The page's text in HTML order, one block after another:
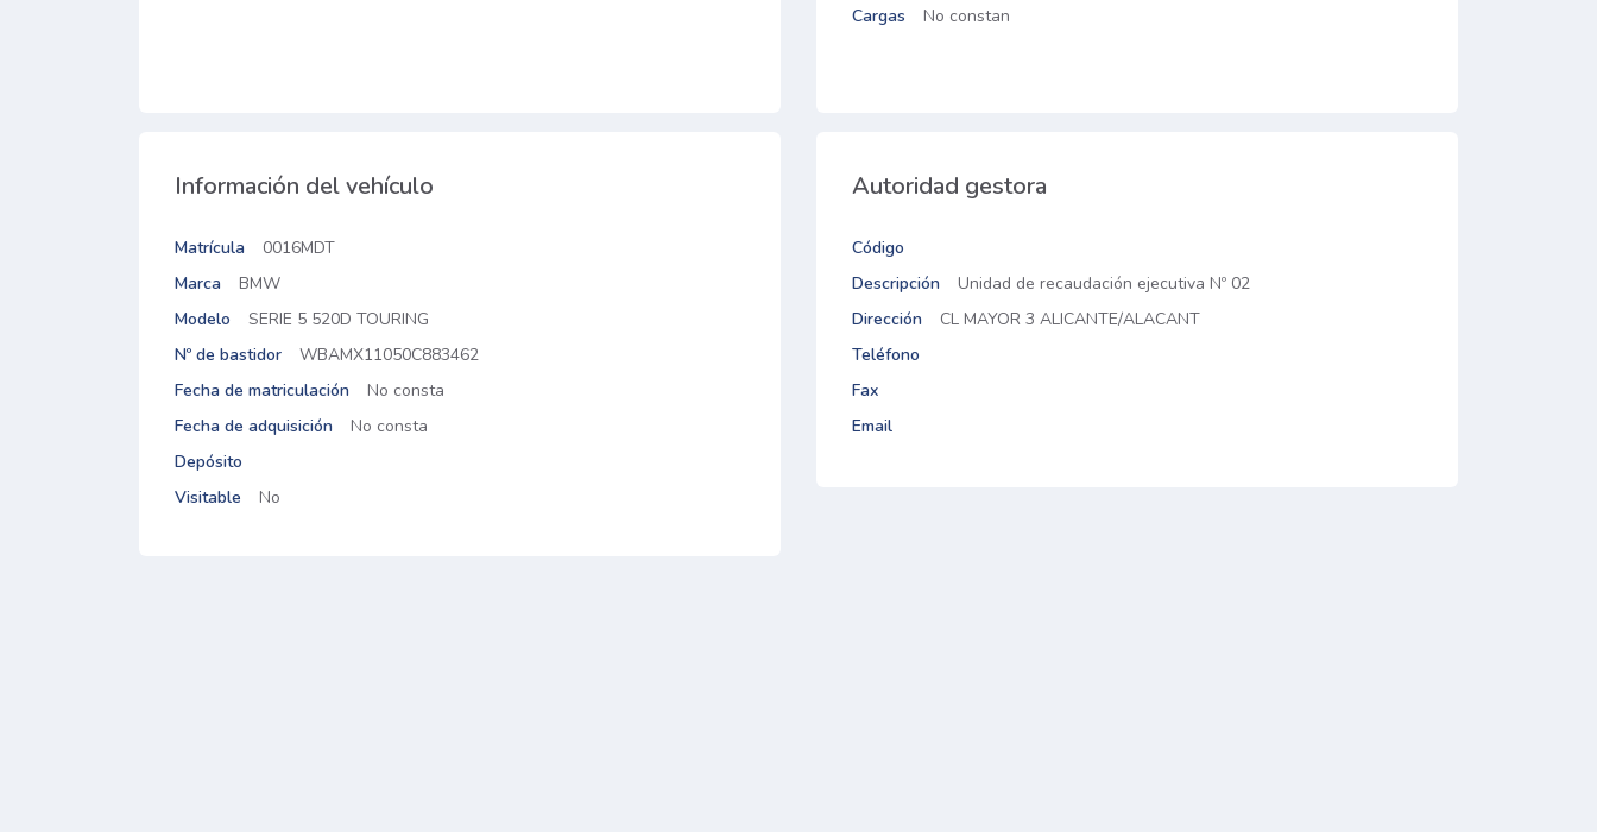
Cargas
No constan
Información del vehículo
Matrícula
0016MDT
Marca
BMW
Modelo
SERIE 5 520D TOURING
Nº de bastidor
WBAMX11050C883462
Fecha de matriculación
No consta
Fecha de adquisición
No consta
Depósito
Visitable
No
Autoridad gestora
Código
Descripción
Unidad de recaudación ejecutiva Nº 02
Dirección
CL MAYOR 3 ALICANTE/ALACANT
Teléfono
Fax
Email